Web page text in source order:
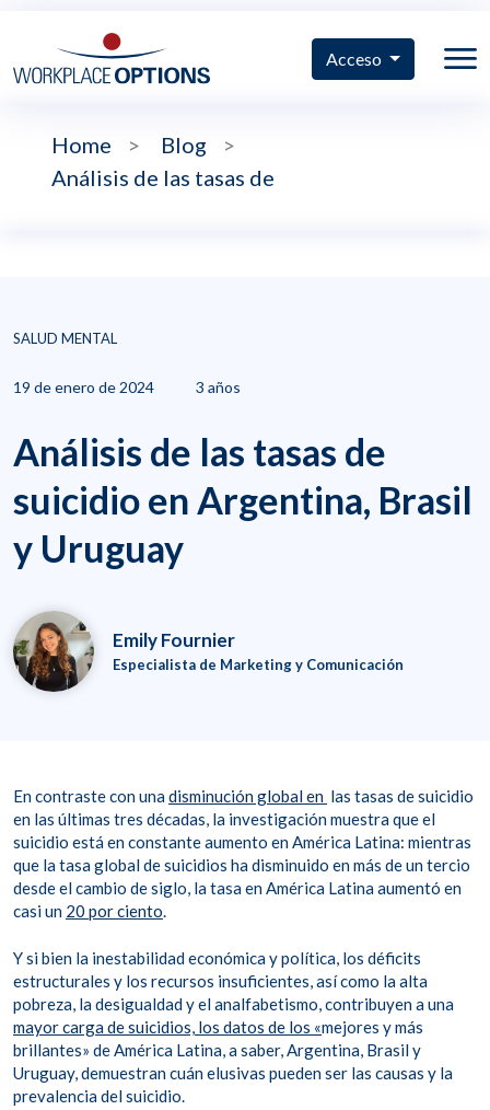
Acceso
Home > Blog
>
Análisis de las tasas de
SALUD MENTAL
19 de enero de 2024 3 años
Análisis de las tasas de
suicidio en Argentina, Brasil
y Uruguay
Emily Fournier
Especialista de Marketing y Comunicación
En contraste con unadisminución global en las tasas de suicidio
en las últimas tres décadas, la investigación muestra que el
suicidio está en constante aumento en América Latina: mientras
que la tasa global de suicidios ha disminuido en más de un tercio
desde el cambio de siglo, la tasa en América Latina aumentó en
casi un 20 por ciento.
Y si bien la inestabilidad económica y política, los déficits
estructurales y los recursos insuficientes, así como la alta
pobreza, la desigualdad y el analfabetismo, contribuyen a una
mayor carga de suicidios, los datos de los «mejores y más
brillantes» de América Latina, a saber, Argentina, Brasil y
Uruguay, demuestran cuán elusivas pueden ser las causas y la
prevalencia del suicidio.